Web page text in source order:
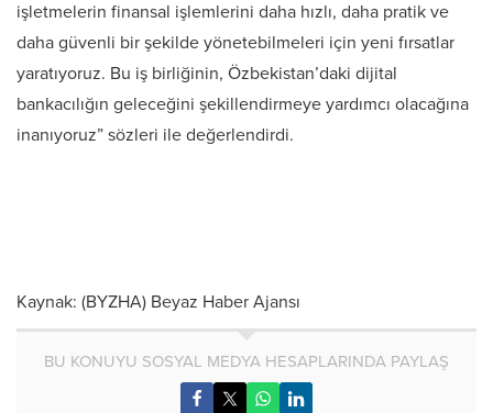
işletmelerin finansal işlemlerini daha hızlı, daha pratik ve
daha güvenli bir şekilde yönetebilmeleri için yeni fırsatlar
yaratıyoruz. Bu iş birliğinin, Özbekistan’daki dijital
bankacılığın geleceğini şekillendirmeye yardımcı olacağına
inanıyoruz” sözleri ile değerlendirdi.
Kaynak: (BYZHA) Beyaz Haber Ajansı
BU KONUYU SOSYAL MEDYA HESAPLARINDA PAYLAŞ